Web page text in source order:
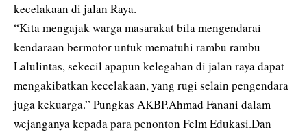
kecelakaan di jalan Raya.
“Kita mengajak warga masarakat bila mengendarai
kendaraan bermotor untuk mematuhi rambu rambu
Lalulintas, sekecil apapun kelegahan di jalan raya dapat
mengakibatkan kecelakaan, yang rugi selain pengendara
juga kekuarga.” Pungkas AKBP.Ahmad Fanani dalam
wejanganya kepada para penonton Felm Edukasi.Dan